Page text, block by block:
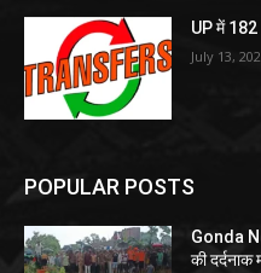
UP में 182
July 13,
POPULAR POSTS
Gonda
की दर्दनाक